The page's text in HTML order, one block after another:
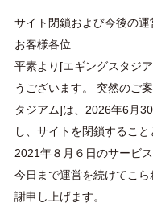
サイト閉鎖および今後の
お客様各位
平素より[エギングスタジ
うございます。 突然のご
タジアム]は、2026年6月
し、サイトを閉鎖すること
2021年８月６日のサービ
今日まで運営を続けてこ
謝申し上げます。